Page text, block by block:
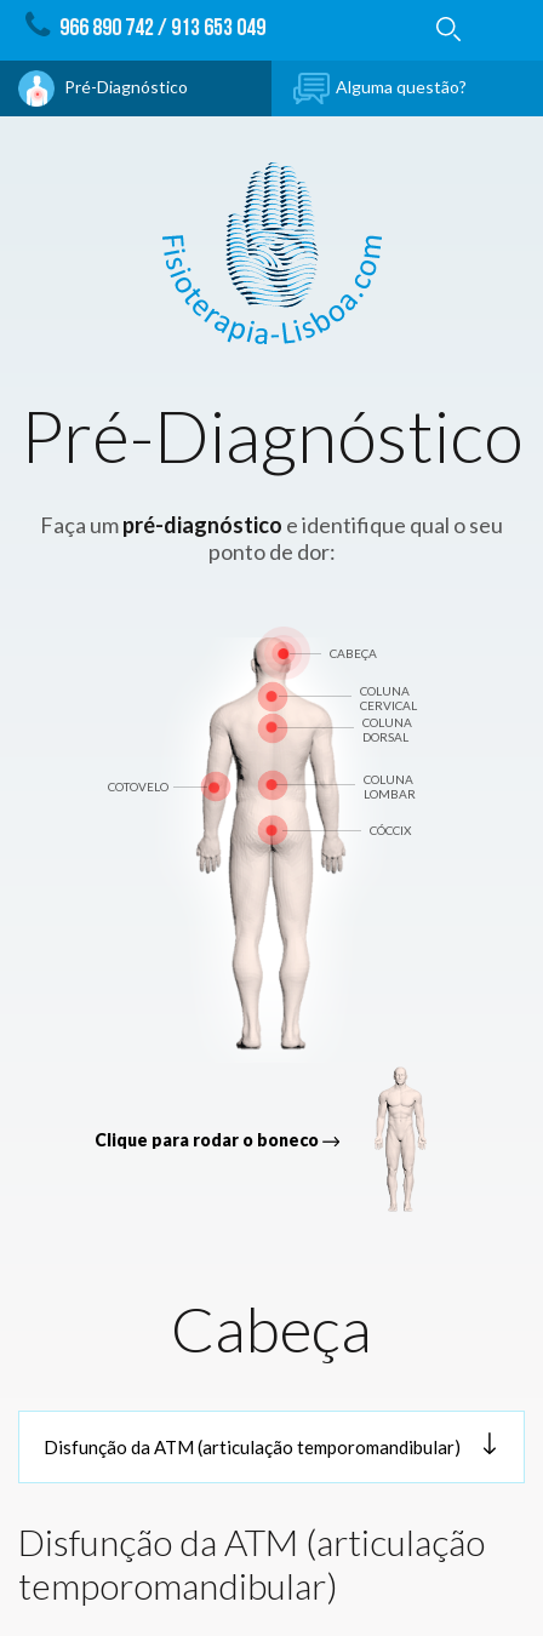
966 890 742/913 653 049
Pré-Diagnóstico Alguma questão?
Pré-Diagnóstico
Faça umpré-diagnóstico e identifique qual o seu
ponto de dor:
CABEÇA
COLUNA
CERVICAL
COLUNA
DORSAL
COLUNA
LOMBAR
COTOVELO
CÓCCIX
Clique para rodar o boneco
Cabeça
Disfunção da ATM (articulação
temporomandibular)